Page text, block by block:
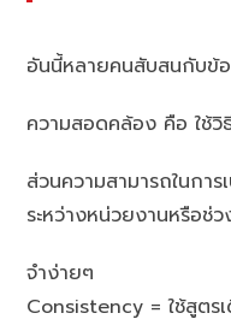
อันนี้หลายคนสับสนกับข้
ความสอดคล้อง คือ ใช้วิ
ส่วนความสามารถในกา
ระหว่างหน่วยงานหรือช่ว
จำง่ายๆ
Consistency = ใช้สูตร